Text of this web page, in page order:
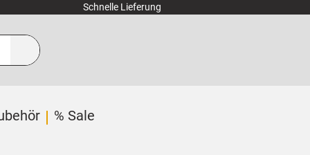
Schnelle Lieferung
% Sale